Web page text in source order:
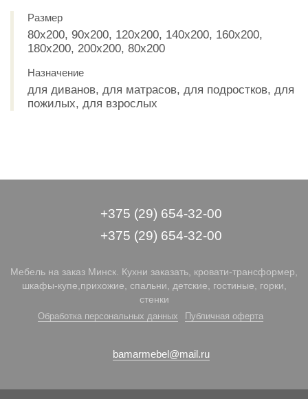
Размер
80x200, 90x200, 120x200, 140x200, 160x200,
180x200, 200x200, 80x200
Назначение
для диванов, для матрасов, для подростков, для
пожилых, для взрослых
+375 (29) 654-32-00
+375 (29) 654-32-00
Мебель на заказ Минск. Кухни заказать, кровати-трансформер,
шкафы-купе,прихожие, спальни, детские, гостиные, горки,
стенки
Обработка персональных данных Публичная оферта
bamarmebel@mail.ru